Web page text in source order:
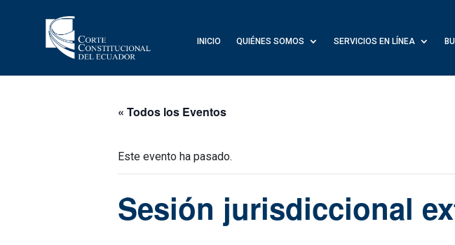
INICIO QUIÉNES SOMOS SERVICIOS EN LÍNEA
« Todos los Eventos
Este evento ha pasado.
Sesión jurisdiccional